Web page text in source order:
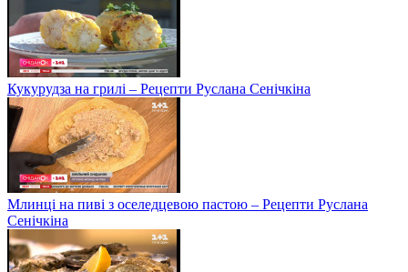
Кукурудза на грилі – Рецепти Руслана Сенічкіна
Млинці на пиві з оселедцевою пастою – Рецепти Руслана
Сенічкіна